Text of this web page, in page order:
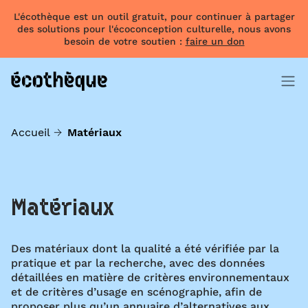
L'écothèque est un outil gratuit, pour continuer à partager
des solutions pour l'écoconception culturelle, nous avons
besoin de votre soutien : faire un don
Accueil Matériaux
Matériaux
Des matériaux dont la qualité a été vérifiée par la
pratique et par la recherche, avec des données
détaillées en matière de critères environnementaux
et de critères d’usage en scénographie, afin de